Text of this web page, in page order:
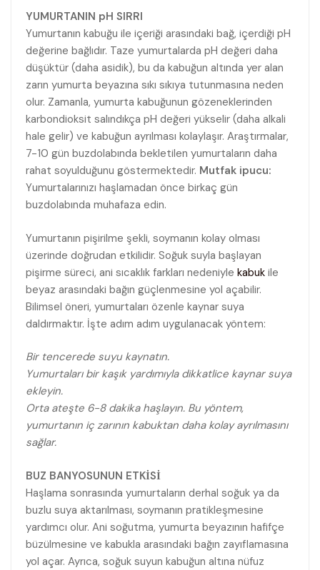
YUMURTANIN pH SIRRI
Yumurtanın kabuğu ile içeriği arasındaki bağ, içerdiği pH
değerine bağlıdır. Taze yumurtalarda pH değeri daha
düşüktür (daha asidik), bu da kabuğun altında yer alan
zarın yumurta beyazına sıkı sıkıya tutunmasına neden
olur. Zamanla, yumurta kabuğunun gözeneklerinden
karbondioksit salındıkça pH değeri yükselir (daha alkali
hale gelir) ve kabuğun ayrılması kolaylaşır. Araştırmalar,
7-10 gün buzdolabında bekletilen yumurtaların daha
rahat soyulduğunu göstermektedir. Mutfak ipucu:
Yumurtalarınızı haşlamadan önce birkaç gün
buzdolabında muhafaza edin.
Yumurtanın pişirilme şekli, soymanın kolay olması
üzerinde doğrudan etkilidir. Soğuk suyla başlayan
pişirme süreci, ani sıcaklık farkları nedeniyle kabuk ile
beyaz arasındaki bağın güçlenmesine yol açabilir.
Bilimsel öneri, yumurtaları özenle kaynar suya
daldırmaktır. İşte adım adım uygulanacak yöntem:
Bir tencerede suyu kaynatın.
Yumurtaları bir kaşık yardımıyla dikkatlice kaynar suya
ekleyin.
Orta ateşte 6-8 dakika haşlayın. Bu yöntem,
yumurtanın iç zarının kabuktan daha kolay ayrılmasını
sağlar.
BUZ BANYOSUNUN ETKİSİ
Haşlama sonrasında yumurtaların derhal soğuk ya da
buzlu suya aktarılması, soymanın pratikleşmesine
yardımcı olur. Ani soğutma, yumurta beyazının hafifçe
büzülmesine ve kabukla arasındaki bağın zayıflamasına
yol açar. Ayrıca, soğuk suyun kabuğun altına nüfuz